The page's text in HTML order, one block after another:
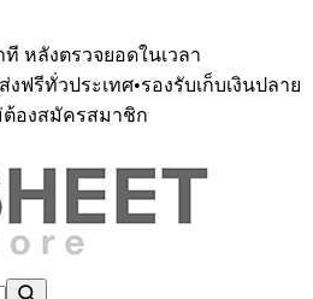
ที หลังตรวจยอดในเวลา
งฟรีทั่วประเทศ•รองรับเก็บเงินปลาย
ต้องสมัครสมาชิก